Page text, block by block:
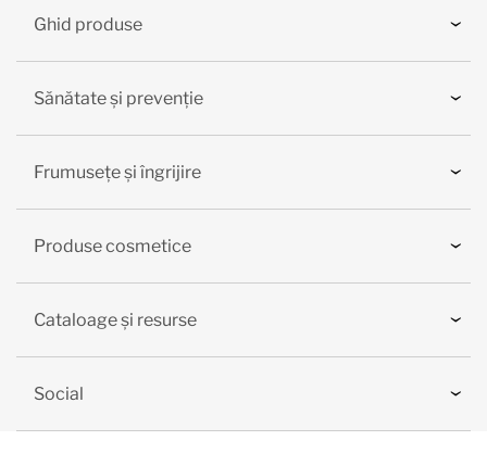
Ghid produse
Sănătate și prevenție
Frumusețe și îngrijire
Produse cosmetice
Cataloage și resurse
Social